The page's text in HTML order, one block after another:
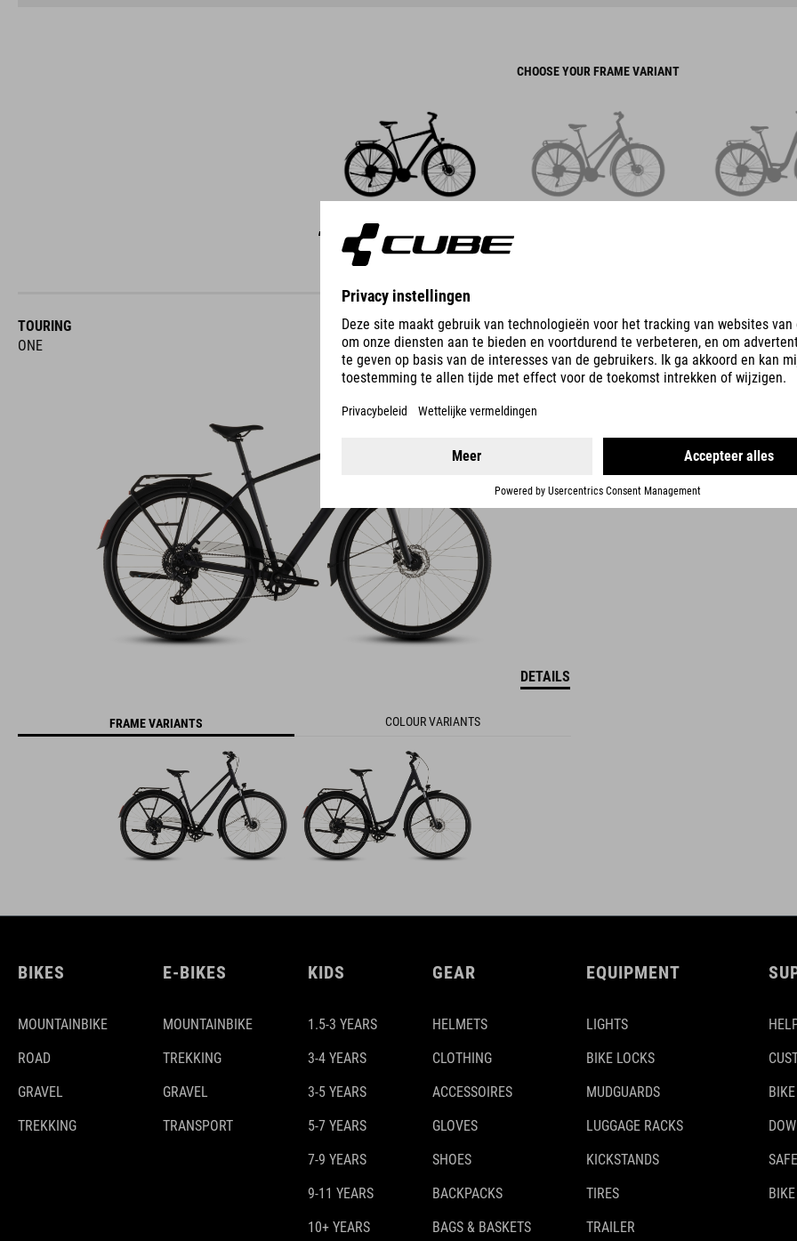
CHOOSE YOUR FRAME VARIANT
TOURING
ONE
DETAILS
FRAME VARIANTS COLOUR VARIANTS
BIKES
MOUNTAINBIKE
ROAD
GRAVEL
TREKKING
E-BIKES
MOUNTAINBIKE
TREKKING
GRAVEL
TRANSPORT
KIDS
1.5-3 YEARS
3-4 YEARS
3-5 YEARS
5-7 YEARS
7-9 YEARS
9-11 YEARS
10+ YEARS
GEAR
HELMETS
CLOTHING
ACCESSOIRES
GLOVES
SHOES
BACKPACKS
BAGS & BASKETS
EQUIPMENT
LIGHTS
BIKE LOCKS
MUDGUARDS
LUGGAGE RACKS
KICKSTANDS
TIRES
TRAILER